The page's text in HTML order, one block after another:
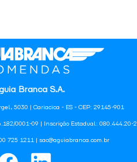
Branca S.A.
5030 | Cariacica - ES - CEP: 29145-901
0001-09 | Inscrição Estadual: 080.444.20-2
725 1211 | sac@aguiabranca.com.br